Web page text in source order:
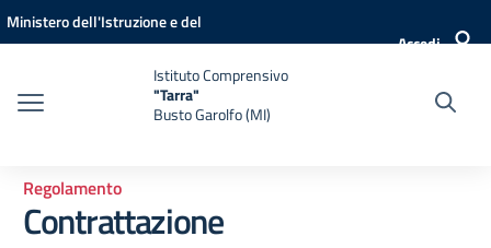
Vai ai contenuti
Vai al menu di navigazione
Vai al footer
Ministero dell'Istruzione e del
Accedi
Istituto Comprensivo
"Tarra"
Busto Garolfo (MI)
Regolamento
Contrattazione